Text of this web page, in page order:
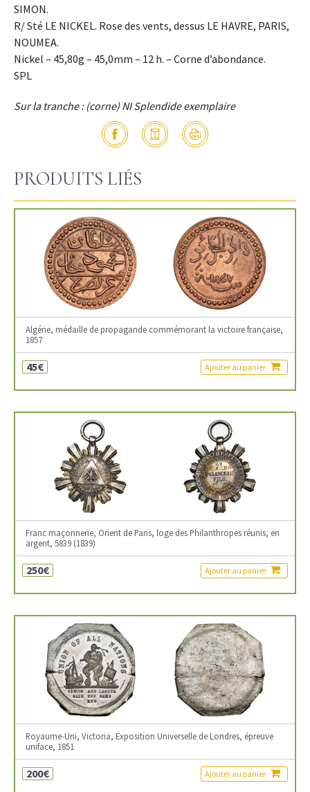
SIMON.
R/ Sté LE NICKEL. Rose des vents, dessus LE HAVRE, PARIS,
NOUMEA.
Nickel – 45,80g – 45,0mm – 12 h. – Corne d’abondance.
SPL
Sur la tranche : (corne) NI Splendide exemplaire
PRODUITS LIÉS
Algérie, médaille de propagande commémorant la victoire française,
1857
45€ Ajouter au panier
Franc maçonnerie, Orient de Paris, loge des Philanthropes réunis, en
argent, 5839 (1839)
250€ Ajouter au panier
Royaume-Uni, Victoria, Exposition Universelle de Londres, épreuve
uniface, 1851
200€ Ajouter au panier